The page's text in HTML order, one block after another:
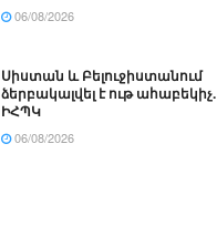
06/08/2026
Սիստան և Բելուջիստանում
ձերբակալվել է ութ ահաբեկիչ.
ԻՀՊԿ
06/08/2026